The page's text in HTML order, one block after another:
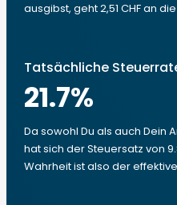
ausgibst, geht 2,51 CHF an
Tatsächliche
21.7%
Da sowohl Du als auch Dein
hat sich der Steuersatz von
Wahrheit ist also der